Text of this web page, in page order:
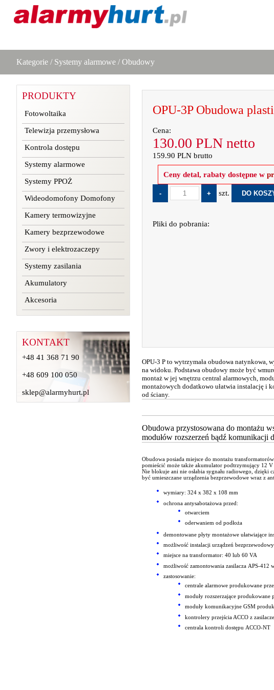
Kategorie / Systemy alarmowe /Obudowy
PRODUKTY
Fotowoltaika
Telewizja przemysłowa
Kontrola dostępu
Systemy alarmowe
Systemy PPOŻ
Wideodomofony Domofony
Kamery termowizyjne
Kamery bezprzewodowe
Zwory i elektrozaczepy
Systemy zasilania
Akumulatory
Akcesoria
KONTAKT
+48 41 368 71 90
+48 609 100 050
sklep@alarmyhurt.pl
OPU-3P Obudowa
Cena:
130.00 PLN netto
159.90 PLN brutto
Ceny detal, rabaty dostępne w
szt.
Pliki do pobrania:
OPU-3 P to wytrzymała obudowa
na widoku. Podstawa obudowy może być
montaż w jej wnętrzu central alarmowych,
montażowych dodatkowo ułatwia instalację i
od ściany.
Obudowa przystosowana do montażu
modułów rozszerzeń bądź
Obudowa posiada miejsce do montażu
pomieścić może także akumulator podtrzymujący 12
Nie blokuje ani nie osłabia sygnału radiowego, dzięki
być umieszczane urządzenia bezprzewodowe wraz z
wymiary: 324 x 382 x 108 mm
ochrona antysabotażowa przed:
otwarciem
oderwaniem od podłoża
demontowane płyty montażowe ułatwiające
możliwość instalacji urządzeń
miejsce na transformator: 40 lub 60 VA
możliwość zamontowania zasilacza APS-412
zastosowanie:
centrale alarmowe produkowane
moduły rozszerzające
moduły komunikacyjne GSM
kontrolery przejścia ACCO z
centrala kontroli dostępu ACCO-NT